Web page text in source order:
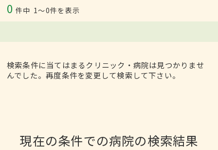
0 件中 1〜0件を表示
検索条件に当てはまるクリニック・病院は見つかりませ
んでした。再度条件を変更して検索して下さい。
現在の条件での病院の検索結果